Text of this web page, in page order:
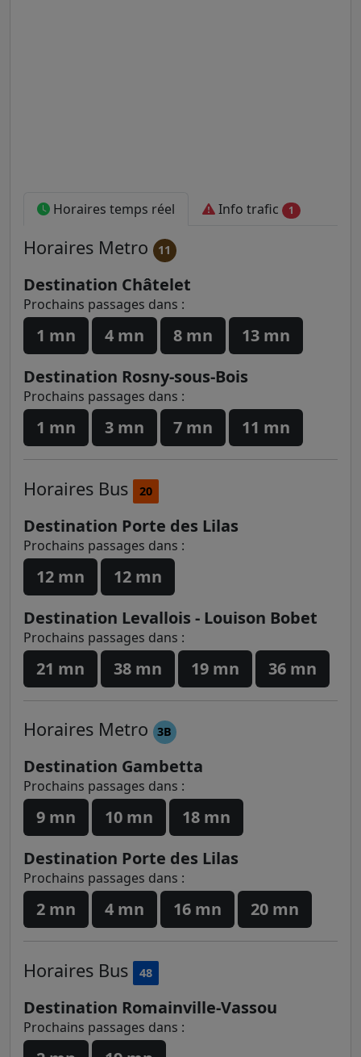
Horaires temps réel Info trafic 1
Horaires Metro 11
Destination Châtelet
Prochains passages dans :
1 mn 4 mn 8 mn
13 mn
Destination Rosny-sous-Bois
Prochains passages dans :
1 mn 3 mn 7 mn 11 mn
Horaires Bus 20
Destination Porte des Lilas
Prochains passages dans :
12 mn
12 mn
Destination Levallois - Louison Bobet
Prochains passages dans :
21 mn 38 mn 19 mn 36 mn
Horaires Metro 3B
Destination Gambetta
Prochains passages dans :
9 mn 10 mn
18 mn
Destination Porte des Lilas
Prochains passages dans :
2 mn 4 mn 16 mn 20 mn
Horaires Bus 48
Destination Romainville-Vassou
Prochains passages dans :